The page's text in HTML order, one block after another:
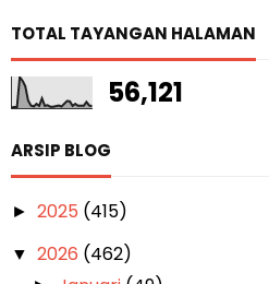
TOTAL TAYANGAN HALAMAN
56,121
ARSIP BLOG
► 2025 (415)
▼ 2026 (462)